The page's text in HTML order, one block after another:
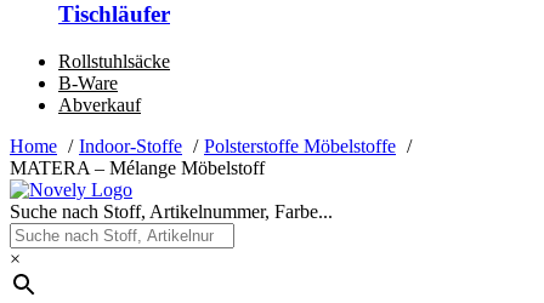
Tischläufer
Rollstuhlsäcke
B-Ware
Abverkauf
Home
Indoor-Stoffe
Polsterstoffe Möbelstoffe
MATERA – Mélange Möbelstoff
Suche nach Stoff, Artikelnummer, Farbe...
×